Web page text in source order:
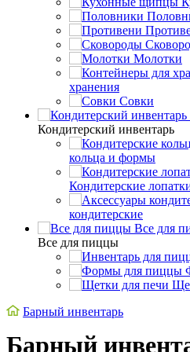
Молотки
хранения
Совки
Кондитерский инвентарь
кольца и формы
Кондитерские
кондитерские
Все для
Все для пиццы
Барный инвентарь
Барный